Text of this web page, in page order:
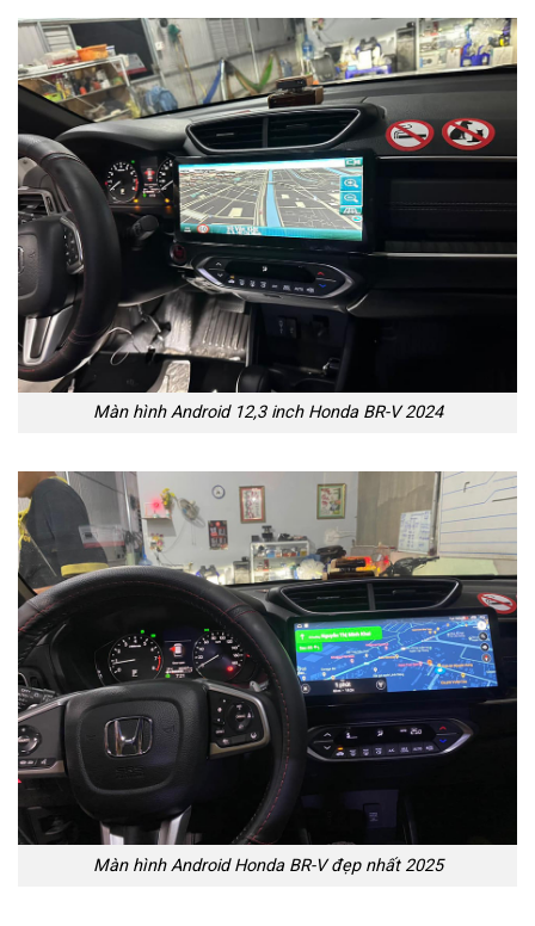
Màn hình Android 12,3 inch Honda BR-V 2024
Màn hình Android Honda BR-V đẹp nhất 2025